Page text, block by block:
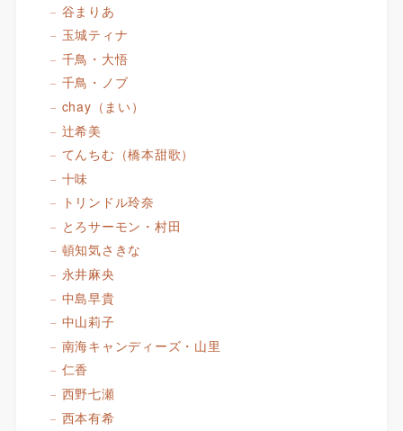
谷まりあ
玉城ティナ
千鳥・大悟
千鳥・ノブ
chay（まい）
辻希美
てんちむ（橋本甜歌）
十味
トリンドル玲奈
とろサーモン・村田
頓知気さきな
永井麻央
中島早貴
中山莉子
南海キャンディーズ・山里
仁香
西野七瀬
西本有希